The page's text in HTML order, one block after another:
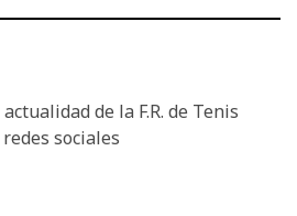
de la F.R. de Tenis
sociales